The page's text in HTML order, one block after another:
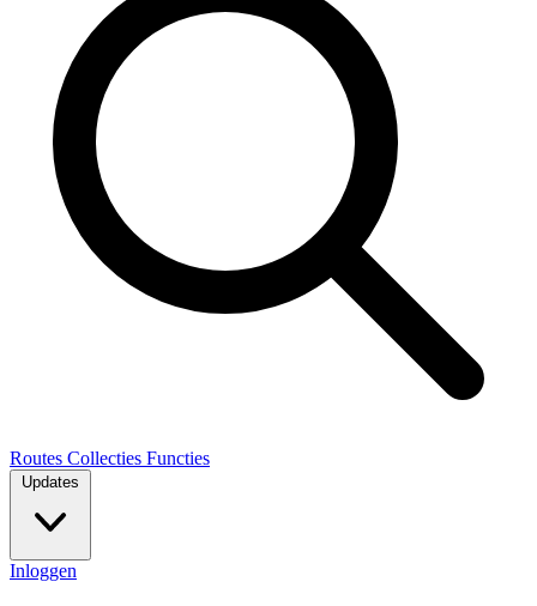
Routes Collecties Functies
Updates
Inloggen